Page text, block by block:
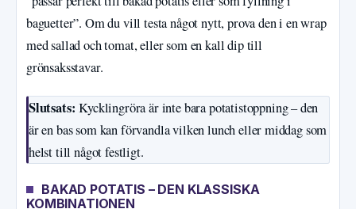
baguetter”. Om du vill testa något nytt, prova den i en wrap
med sallad och tomat, eller som en kall dip till
grönsaksstavar.
Slutsats: Kycklingröra är inte bara potatistoppning – den
är en bas som kan förvandla vilken lunch eller middag som
helst till något festligt.
BAKAD POTATIS – DEN KLASSISKA
KOMBINATIONEN